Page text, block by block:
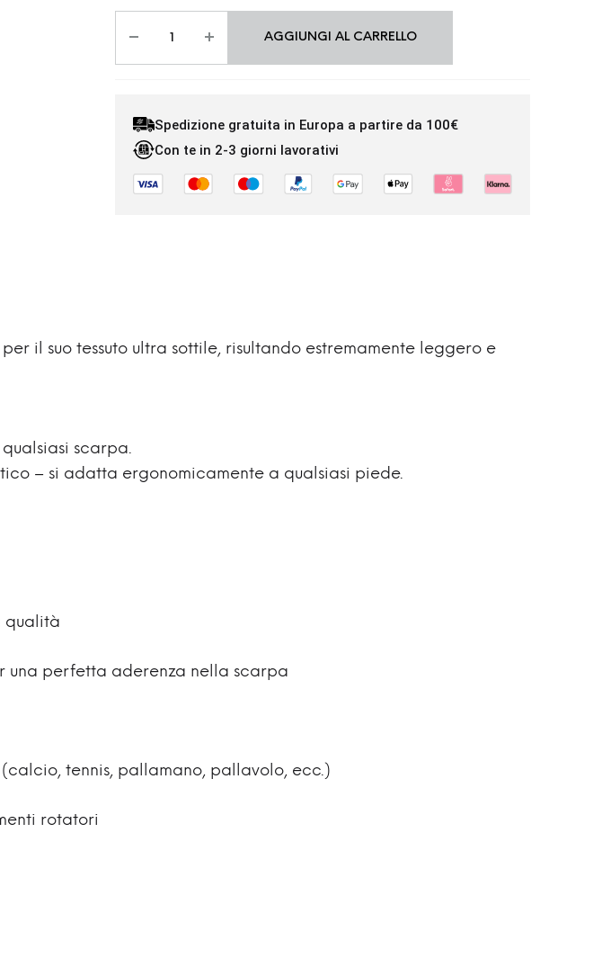
AGGIUNGI AL CARRELLO
Spedizione gratuita in Europa a partire da 100€
Con te in 2-3 giorni lavorativi
per il suo tessuto ultra sottile, risultando estremamente leggero e
scarpa.
– si adatta ergonomicamente a qualsiasi piede.
qualità
una perfetta aderenza nella scarpa
tennis, pallamano, pallavolo, ecc.)
rotatori